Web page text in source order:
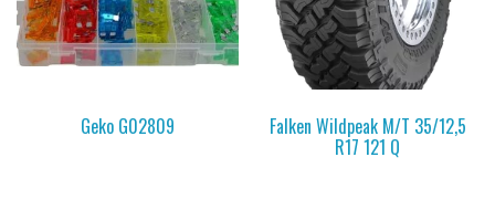
Geko G02809 Falken Wildpeak M/T 35/12,5
R17 121 Q